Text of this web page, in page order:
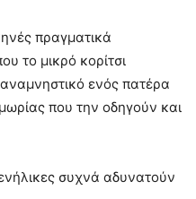
πραγματικά
το μικρό κορίτσι
ενός πατέρα
που την οδηγούν και
συχνά αδυνατούν